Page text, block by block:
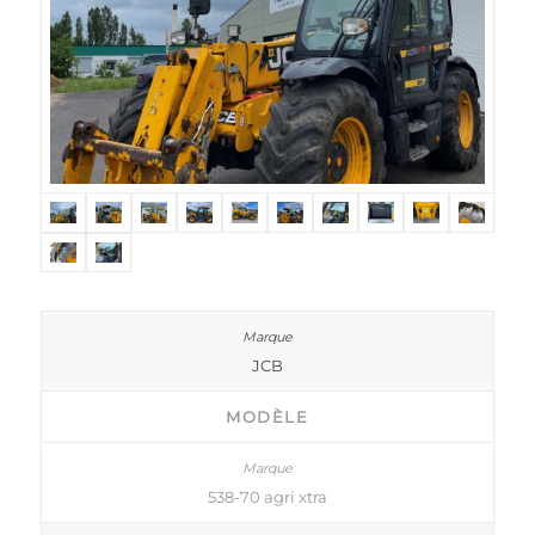
JCB
MODÈLE
538-70 agri xtra